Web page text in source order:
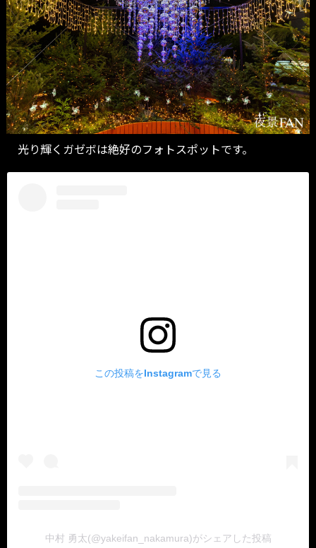
光り輝くガゼボは絶好のフォトスポットです。
この投稿をInstagramで見る
中村 勇太(@yakeifan_nakamura)がシェアした投稿